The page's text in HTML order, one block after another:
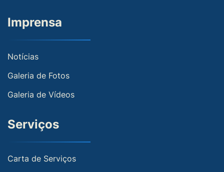
Imprensa
Notícias
Galeria de Fotos
Galeria de Vídeos
Serviços
Carta de Serviços